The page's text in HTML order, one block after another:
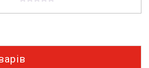
o
5